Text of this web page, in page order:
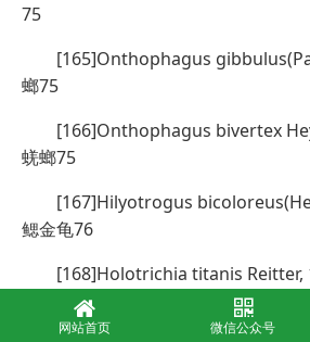
75
[165]Onthophagus
螂75
[166]Onthophagus bivertex
蜣螂75
[167]Hilyotrogus
鳃金龟76
[168]Holotrichia titanis Reitter,
网站首页 微信公众号